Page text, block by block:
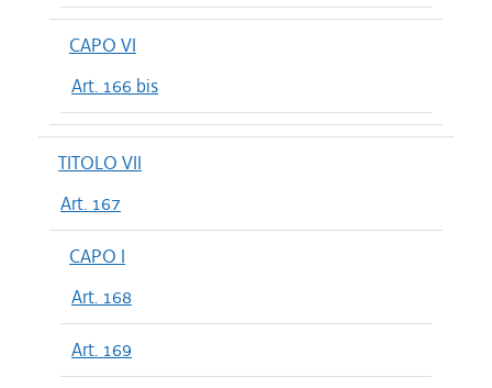
CAPO VI
Art. 166 bis
TITOLO VII
Art. 167
CAPO I
Art. 168
Art. 169